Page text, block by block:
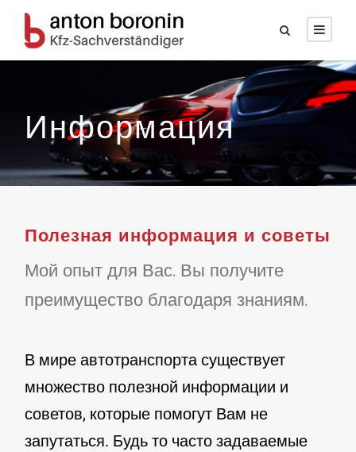
Информация
Полезная информация и советы
Мой опыт для Вас. Вы получите
преимущество благодаря знаниям.
В мире автотранспорта существует
множество полезной информации и
советов, которые помогут Вам не
запутаться. Будь то часто задаваемые